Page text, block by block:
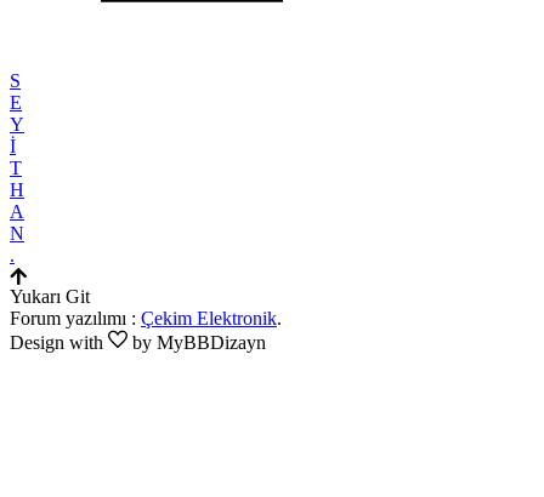
S
E
Y
İ
T
H
A
N
.
Yukarı Git
Forum yazılımı : Çekim Elektronik.
Design with
by MyBBDizayn